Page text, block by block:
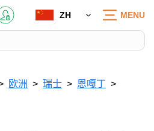
ZH MENU
欧洲 瑞士 恩嘎丁